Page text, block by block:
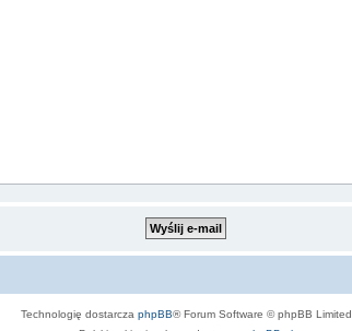
Technologię dostarcza phpBB® Forum Software © phpBB Limited